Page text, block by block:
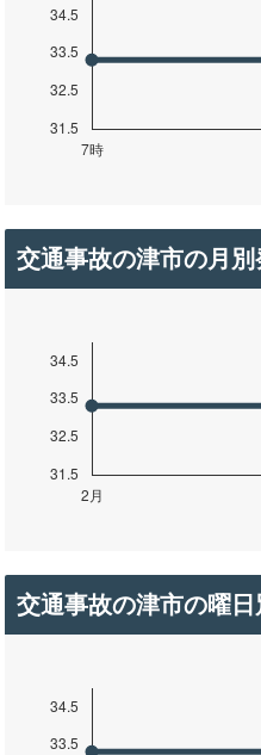
交通事故の津市の月
交通事故の津市の曜